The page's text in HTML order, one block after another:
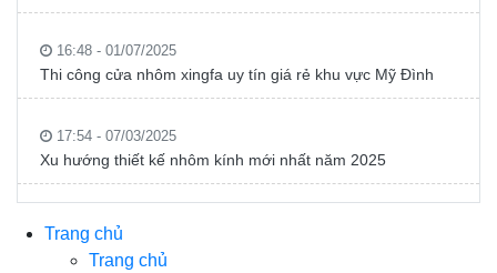
16:48 - 01/07/2025
Thi công cửa nhôm xingfa uy tín giá rẻ khu vực Mỹ Đình
17:54 - 07/03/2025
Xu hướng thiết kế nhôm kính mới nhất năm 2025
Trang chủ
Trang chủ